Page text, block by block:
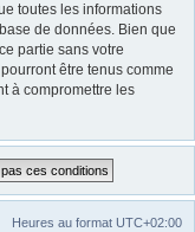
toutes les informations
de données. Bien que
partie sans votre
être tenus comme
à compromettre les
Heures au format UTC+02:00